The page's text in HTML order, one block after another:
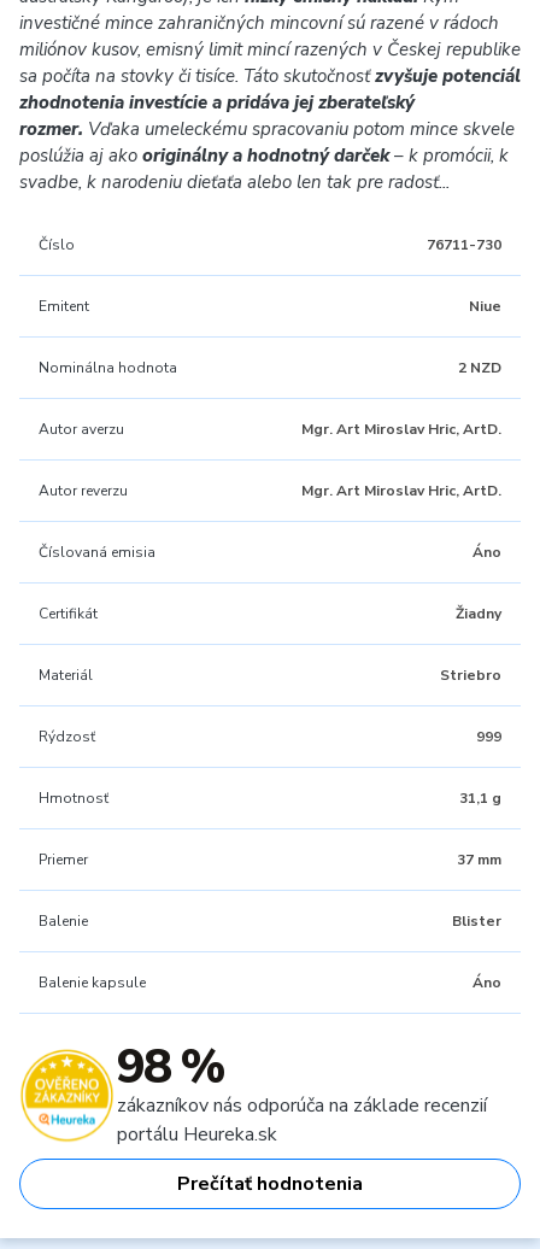
investičné mince zahraničných mincovní sú razené v rádoch
miliónov kusov, emisný limit mincí razených v Českej republike
sa počíta na stovky či tisíce. Táto skutočnosťzvyšuje potenciál
zhodnotenia investície a pridáva jej zberateľský
rozmer. Vďaka umeleckému spracovaniu potom mince skvele
poslúžia aj ako originálny a hodnotný darček– k promócii, k
svadbe, k narodeniu dieťaťa alebo len tak pre radosť...
Číslo 76711-730
Emitent Niue
Nominálna hodnota 2 NZD
Autor averzu Mgr. Art Miroslav Hric, ArtD.
Autor reverzu Mgr. Art Miroslav Hric, ArtD.
Číslovaná emisia Áno
Certifikát Žiadny
Materiál Striebro
Rýdzosť 999
Hmotnosť 31,1 g
Priemer 37 mm
Balenie Blister
Balenie kapsule Áno
98 %
zákazníkov nás odporúča na základe recenzií
portálu Heureka.sk
Prečítať hodnotenia